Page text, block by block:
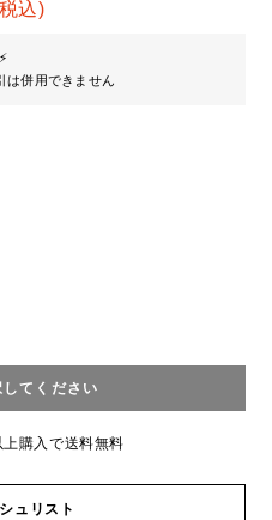
込)
⚡
は併用できません
てください
購入で送料無料
ュリスト